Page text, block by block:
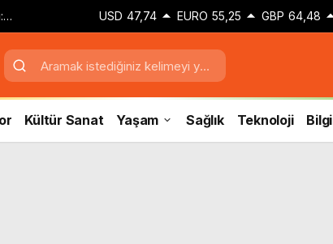
USD 47,74 EURO 55,25 GBP 64,48
Kültür Sanat Yaşam Sağlık Teknoloji Bilgi